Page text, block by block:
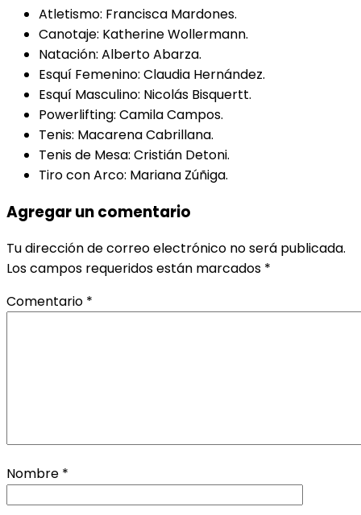
Atletismo: Francisca Mardones.
Canotaje: Katherine Wollermann.
Natación: Alberto Abarza.
Esquí Femenino: Claudia Hernández.
Esquí Masculino: Nicolás Bisquertt.
Powerlifting: Camila Campos.
Tenis: Macarena Cabrillana.
Tenis de Mesa: Cristián Detoni.
Tiro con Arco: Mariana Zúñiga.
Agregar un comentario
Tu dirección de correo electrónico no será publicada.
Los campos requeridos están marcados *
Comentario *
Nombre *